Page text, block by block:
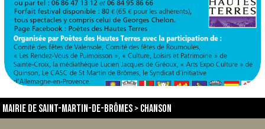
Mairie de Saint-Martin-de-Brômes>chanson